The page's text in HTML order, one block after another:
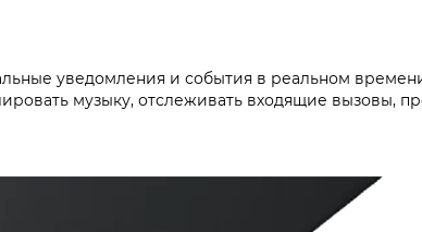
уведомления и события в реальном
музыку, отслеживать входящие вызовы,